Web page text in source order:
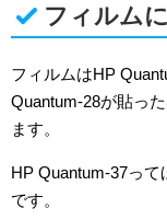
フィルム
フィルムはHP
Quantum-28が貼っ
ます。
HP Quantum-37っ
です。